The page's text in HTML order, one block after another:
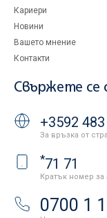
Кариери
Новини
Вашето мнение
Контакти
Свържете се
+3592
За връзка от
*71 71
Кратък номер
0700 1